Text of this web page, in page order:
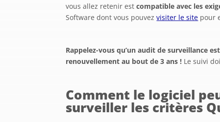
vous allez retenir estcompatible avec les
Software dont vous pouvezvisiter le site pour
Rappelez-vous qu’un audit de surveillance
renouvellement au bout de 3 ans ! Le suivi
Comment le logiciel
surveiller les critères